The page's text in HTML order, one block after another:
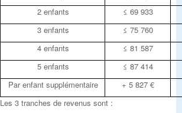
2 enfants
≤ 69 933
3 enfants
≤ 75 760
4 enfants
≤ 81 587
5 enfants
≤ 87 414
Par enfant supplémentaire
+ 5 827 €
Les 3 tranches de revenus sont :